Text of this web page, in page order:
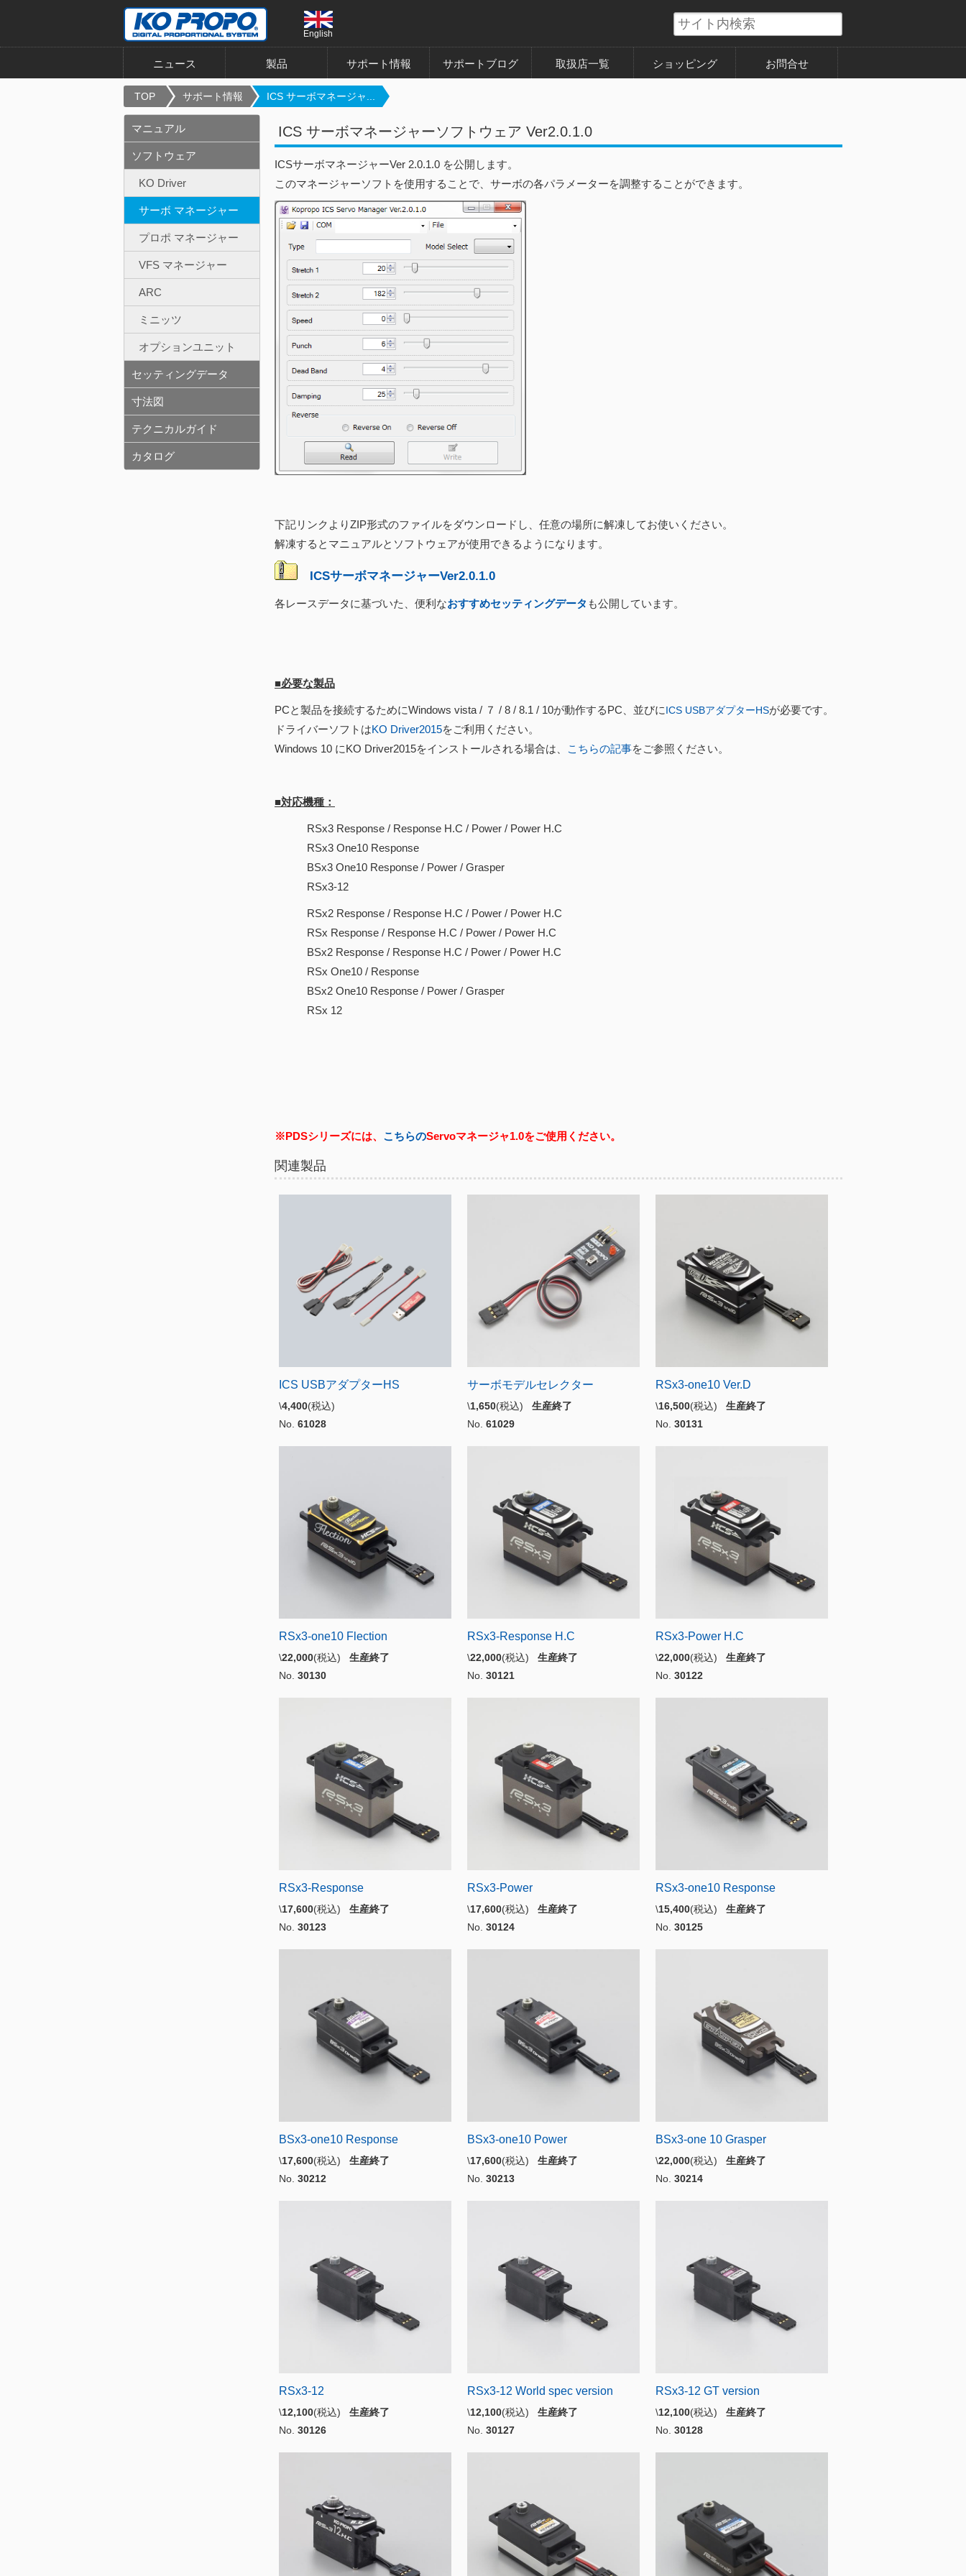
English
ニュース 製品 サポート情報 サポートブログ 取扱店一覧 ショッピング お問合せ
TOP サポート情報 ICS サーボマネージャ...
ICS サーボマネージャーソフトウェア Ver2.0.1.0
ICSサーボマネージャーVer 2.0.1.0 を公開します。
このマネージャーソフトを使用することで、サーボの各パラメーターを調整することができます。
下記リンクよりZIP形式のファイルをダウンロードし、任意の場所に解凍してお使いください。
解凍するとマニュアルとソフトウェアが使用できるようになります。
ICSサーボマネージャーVer2.0.1.0
各レースデータに基づいた、便利なおすすめセッティングデータ も公開しています。
■必要な製品
PCと製品を接続するためにWindows vista / ７ / 8 / 8.1 / 10が動作するPC、並びにICS USBアダプターHSが必要です。
ドライバーソフトはKO Driver2015をご利用ください。
Windows 10 にKO Driver2015をインストールされる場合は、
こちらの記事をご参照ください。
■対応機種：
RSx3 Response / Response H.C / Power / Power H.C
RSx3 One10 Response
BSx3 One10 Response / Power / Grasper
RSx3-12
RSx2 Response / Response H.C / Power / Power H.C
RSx Response / Response H.C / Power / Power H.C
BSx2 Response / Response H.C / Power / Power H.C
RSx One10 / Response
BSx2 One10 Response / Power / Grasper
RSx 12
※PDSシリーズには、 こちらのServoマネージャ1.0をご使用ください。
関連製品
ICS USBアダプターHS
\4,400(税込)
No. 61028
サーボモデルセレクター
\1,650(税込) 生産終了
No. 61029
RSx3-one10 Ver.D
\16,500(税込) 生産終了
No. 30131
RSx3-one10 Flection
\22,000(税込) 生産終了
No. 30130
RSx3-Response H.C
\22,000(税込) 生産終了
No. 30121
RSx3-Power H.C
\22,000(税込) 生産終了
No. 30122
RSx3-Response
\17,600(税込) 生産終了
No. 30123
RSx3-Power
\17,600(税込) 生産終了
No. 30124
RSx3-one10 Response
\15,400(税込) 生産終了
No. 30125
BSx3-one10 Response
\17,600(税込) 生産終了
No. 30212
BSx3-one10 Power
\17,600(税込) 生産終了
No. 30213
BSx3-one 10 Grasper
\22,000(税込) 生産終了
No. 30214
RSx3-12
\12,100(税込) 生産終了
No. 30126
RSx3-12 World spec version
\12,100(税込) 生産終了
No. 30127
RSx3-12 GT version
\12,100(税込) 生産終了
No. 30128
マニュアル
ソフトウェア
KO Driver
サーボ マネージャー
プロポ マネージャー
VFS マネージャー
ARC
ミニッツ
オプションユニット
セッティングデータ
寸法図
テクニカルガイド
カタログ